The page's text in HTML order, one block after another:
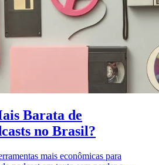
Barata de
no Brasil?
mais econômicas para